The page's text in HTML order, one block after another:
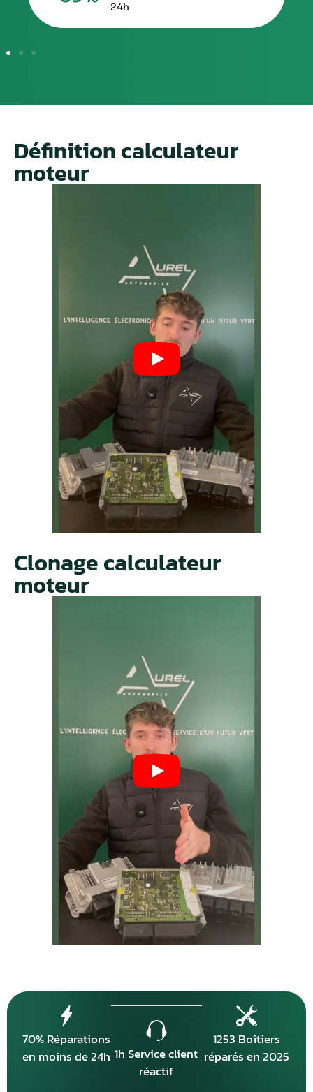
24h
Définition calculateur
moteur
Clonage calculateur
moteur
70% Réparations
en moins de 24h 1h Service client
réactif
1253 Boîtiers
réparés en 2025